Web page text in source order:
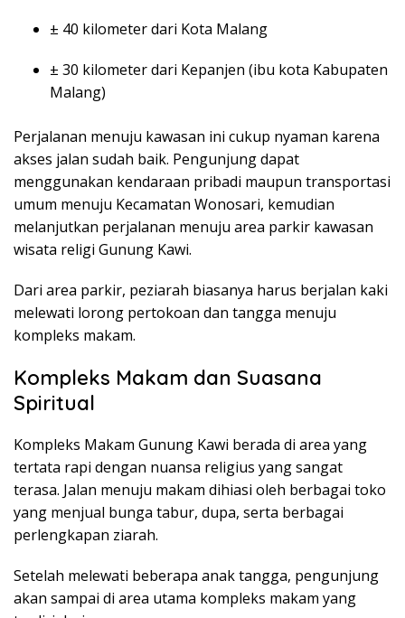
± 40 kilometer dari Kota Malang
± 30 kilometer dari Kepanjen (ibu kota Kabupaten
Malang)
Perjalanan menuju kawasan ini cukup nyaman karena
akses jalan sudah baik. Pengunjung dapat
menggunakan kendaraan pribadi maupun transportasi
umum menuju Kecamatan Wonosari, kemudian
melanjutkan perjalanan menuju area parkir kawasan
wisata religi Gunung Kawi.
Dari area parkir, peziarah biasanya harus berjalan kaki
melewati lorong pertokoan dan tangga menuju
kompleks makam.
Kompleks Makam dan Suasana
Spiritual
Kompleks Makam Gunung Kawi berada di area yang
tertata rapi dengan nuansa religius yang sangat
terasa. Jalan menuju makam dihiasi oleh berbagai toko
yang menjual bunga tabur, dupa, serta berbagai
perlengkapan ziarah.
Setelah melewati beberapa anak tangga, pengunjung
akan sampai di area utama kompleks makam yang